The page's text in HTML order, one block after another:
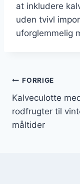
at inkludere
uden tvivl
uforglemmelig
FORRIGE
Kalveculotte
rodfrugter til
måltider